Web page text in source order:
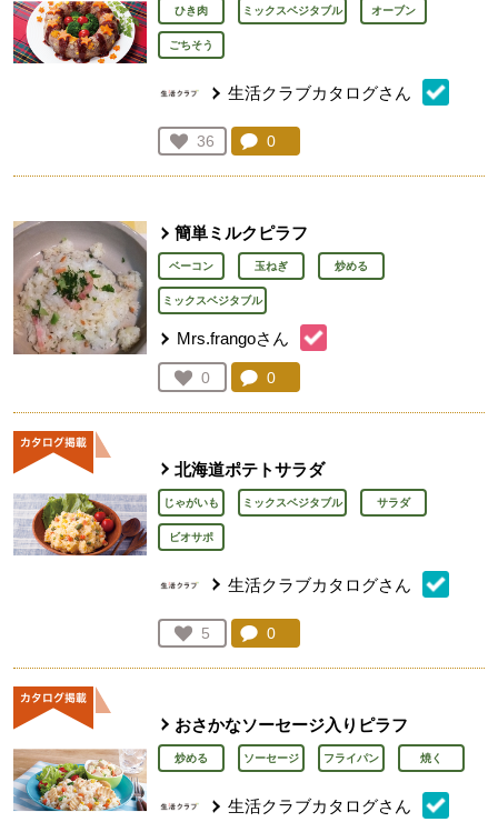
ひき肉 ミックスベジタブル オーブン
ごちそう
生活クラブカタログさん
お気に入り登録：
36
人が登録
コメント：
0
簡単ミルクピラフ
ベーコン 玉ねぎ 炒める
ミックスベジタブル
Mrs.frangoさん
お気に入り登録：
0
人が登録
コメント：
0
北海道ポテトサラダ
じゃがいも ミックスベジタブル サラダ
ビオサポ
生活クラブカタログさん
お気に入り登録：
5
人が登録
コメント：
0
おさかなソーセージ入りピラフ
炒める ソーセージ フライパン 焼く
生活クラブカタログさん